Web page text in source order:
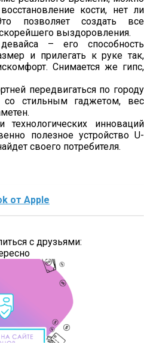
кости, нет ли
позволяет создать все
выздоровления.
– его способность
и прилегать к руке так,
Снимается же гипс,
передвигаться по городу
стильным гаджетом, вес
инноваций
полезное устройство U-
своего потребителя.
от Apple
с друзьями: